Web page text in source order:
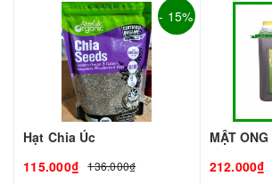
- 15%
Hạt Chia Úc
115.000₫
136.000₫
212.000₫